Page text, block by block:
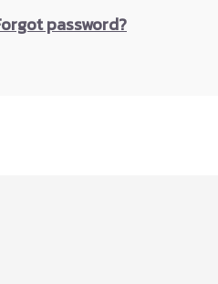
password?